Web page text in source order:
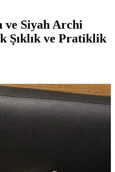
ve Siyah Archi
Şıklık ve Pratiklik